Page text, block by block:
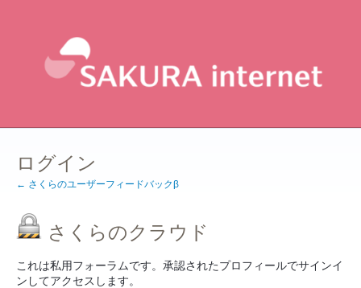
ログイン
← さくらのユーザーフィードバックβ
さくらのクラウド
これは私用フォーラムです。承認されたプロフィールでサインイ
ンしてアクセスします。